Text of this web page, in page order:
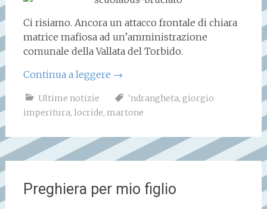
Ci risiamo. Ancora un attacco frontale di chiara
matrice mafiosa ad un’amministrazione
comunale della Vallata del Torbido.
Continua a leggere →
Ultime notizie 'ndrangheta, giorgio
imperitura, locride, martone
Preghiera per mio figlio